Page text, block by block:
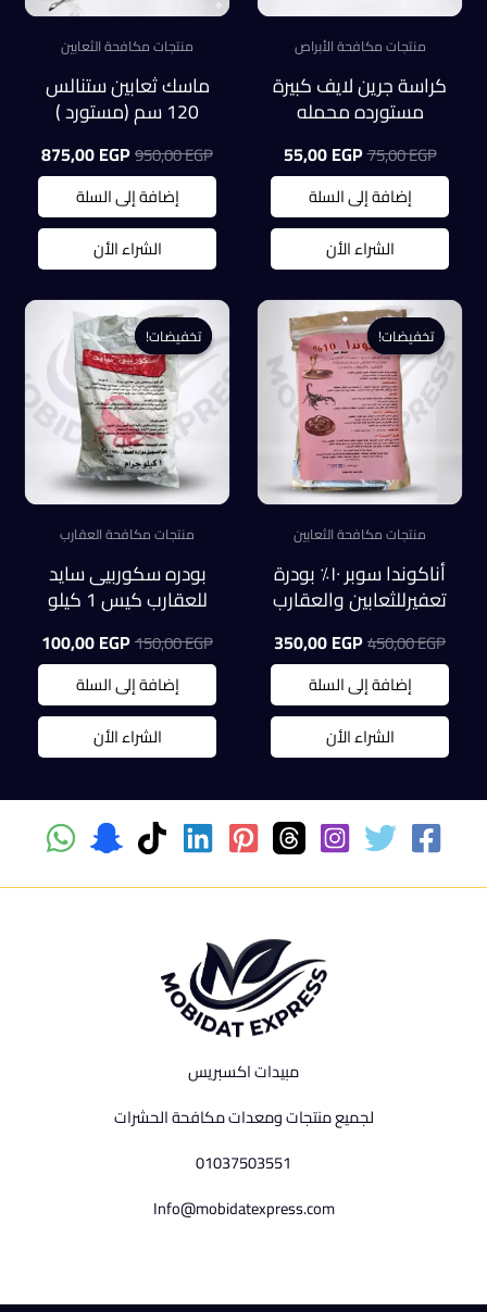
منتجات مكافحة الأبراص
كراسة جرين لايف كبيرة
مستورده محمله
والعرس
75,00EGP السعر
الأصلي
هو:
75,00 EGP.
55,00EGP السعر
الحالي
55,00 EGP.
إضافة إلى السلة
الشراء الأن
منتجات مكافحة الثعابين
ماسك ثعابين ستنالس
120 سم (مستورد )
950,00EGP السعر
الأصلي
هو:
950,00 EGP.
875,00EGP
EGP.
إضافة إلى السلة
الشراء الأن
تخفيضات!
تخفيضات!
منتجات مكافحة الثعابين
أناكوندا سوبر ١٠٪ بودرة
تعفيرللثعابين والعقارب
450,00EGP السعر
الأصلي
هو:
450,00 EGP.
350,00EGP السعر
الحالي
350,00 EGP.
إضافة إلى السلة
الشراء الأن
تخفيضات!
تخفيضات!
منتجات مكافحة العقارب
بودره سكوربيى سايد
للعقارب كيس 1 كيلو
150,00EGP السعر
الأصلي
هو:
150,00 EGP.
100,00EGP
EGP.
إضافة إلى السلة
الشراء الأن
مبيدات اكسبريس
لجميع منتجات ومعدات مكافحة الحشرات
01037503551
Info@mobidatexpress.com